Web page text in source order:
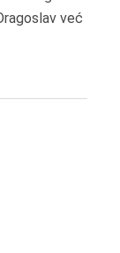
već